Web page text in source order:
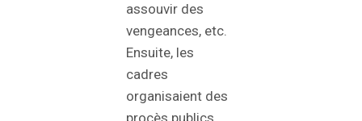
assouvir des
vengeances, etc.
Ensuite, les
cadres
organisaient des
procès publics